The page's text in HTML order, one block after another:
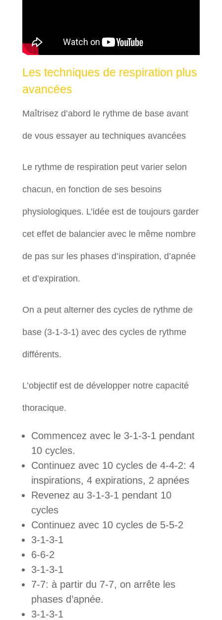
Les techniques de respiration plus
avancées
Maîtrisez d’abord le rythme de base avant
de vous essayer au techniques avancées
Le rythme de respiration peut varier selon
chacun, en fonction de ses besoins
physiologiques. L’idée est de toujours garder
cet effet de balancier avec le même nombre
de pas sur les phases d’inspiration, d’apnée
et d’expiration.
On a peut alterner des cycles de rythme de
base (3-1-3-1) avec des cycles de rythme
différents.
L’objectif est de développer notre capacité
thoracique.
Commencez avec le 3-1-3-1 pendant
10 cycles.
Continuez avec 10 cycles de 4-4-2: 4
inspirations, 4 expirations, 2 apnées
Revenez au 3-1-3-1 pendant 10
cycles
Continuez avec 10 cycles de 5-5-2
3-1-3-1
6-6-2
3-1-3-1
7-7: à partir du 7-7, on arrête les
phases d’apnée.
3-1-3-1